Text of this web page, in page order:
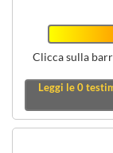
Clicca sulla
Leggi le0